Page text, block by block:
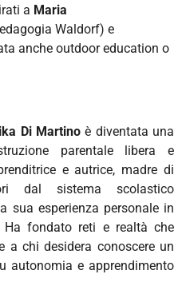
a Maria
Waldorf) e
anche outdoor education o
Di Martino è diventata una
parentale libera e
e autrice, madre di
dal sistema scolastico
sua esperienza personale in
Ha fondato reti e realtà che
chi desidera conoscere un
autonomia e apprendimento